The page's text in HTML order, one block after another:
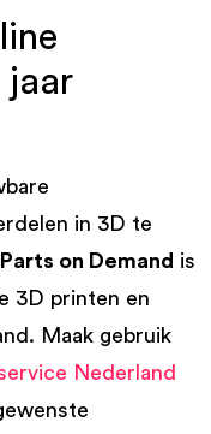
jaar
in 3D te
Parts on Demand is
3D printen en
Maak gebruik
Nederland